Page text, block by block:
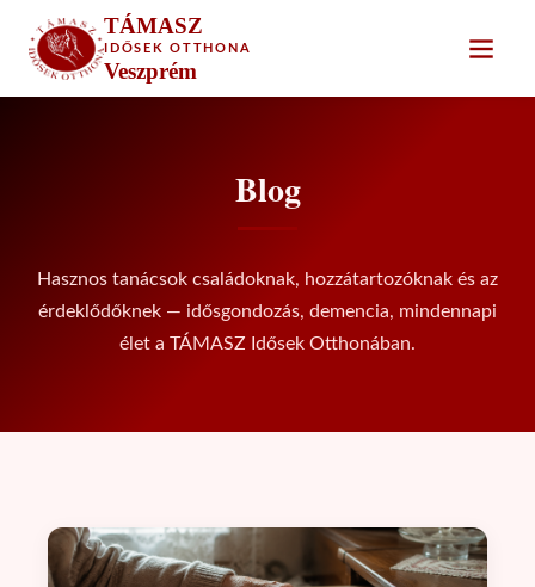
TÁMASZ
IDŐSEK OTTHONA
Veszprém
Blog
Hasznos tanácsok családoknak, hozzátartozóknak és az
érdeklődőknek — idősgondozás, demencia, mindennapi
élet a TÁMASZ Idősek Otthonában.